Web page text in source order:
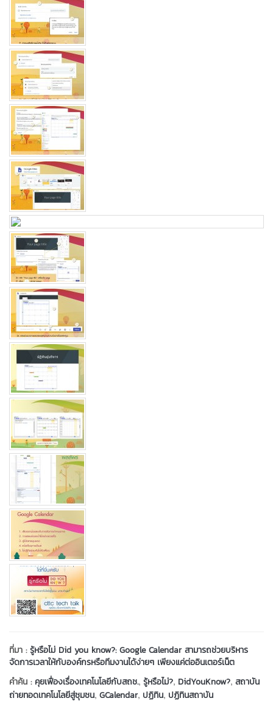
ที่มา :รู้หรือไม่ Did you know?: Google Calendar สามารถช่วยบริหาร
จัดการเวลาให้กับองค์กรหรือทีมงานได้ง่ายๆ เพียงแค่ต่ออินเตอร์เน็ต
คำค้น : คุยเฟื่องเรื่องเทคโนโลยีกับสถช., รู้หรือไม่?, DidYouKnow?, สถาบัน
ถ่ายทอดเทคโนโลยีสู่ชุมชน, GCalendar, ปฏิทิน, ปฏิทินสถาบัน